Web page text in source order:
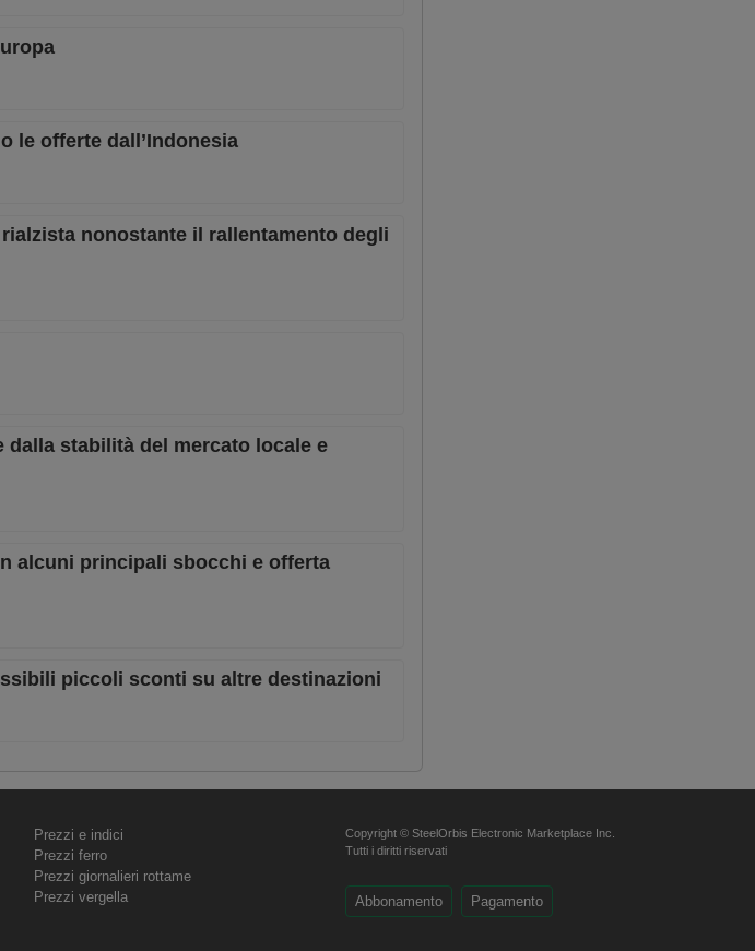
le offerte dall’Indonesia
nonostante il rallentamento degli
stabilità del mercato locale e
alcuni principali sbocchi e offerta
piccoli sconti su altre destinazioni
Prezzi e indici
Prezzi ferro
Prezzi giornalieri rottame
Prezzi vergella
Copyright © SteelOrbis Electronic Marketplace Inc.
Tutti i diritti riservati
Abbonamento Pagamento